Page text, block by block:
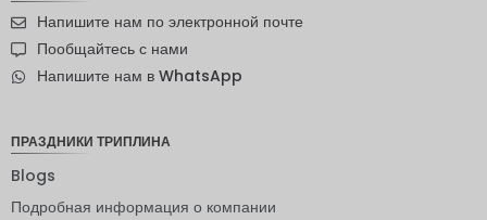
я крона
андский
ЙЕНА
Напишите нам по электронной почте
Пообщайтесь с нами
Напишите нам в WhatsApp
ПРАЗДНИКИ ТРИПЛИНА
Blogs
Подробная информация о компании